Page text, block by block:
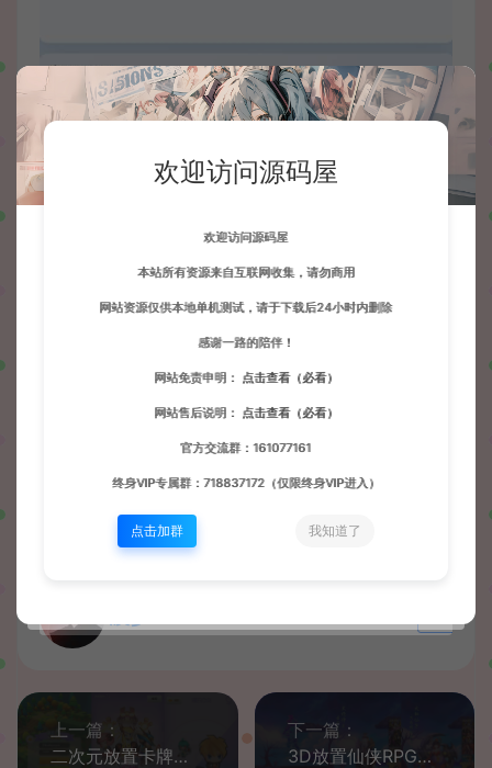
https://wd.51boshao.vip/63617/jszy/
生成海
上一篇：
二次元放置卡牌养成手游【精灵决斗王/超萌陆战队内购版】最新整理单机一键即玩镜像端+Linux手工服务端+安卓+CDK授权后台+详细搭建教程+视频教程+全套源码
下一篇：
3D放置仙侠RPG手游【无尽战纪】最新整理单机一键即玩镜像端+Linux手工服务端+安卓+运营后台+管理后台+CDK授权后台+详细搭建教程+视频教程+全套源码
欢迎访问源码屋
欢迎访问源码屋
本站所有资源来自互联网收集，请勿商用
网站资源仅供本地单机测试，请于下载后24小时内删除
感谢一路的陪伴！
网站免责申明： 点击查看（必看）
网站售后说明： 点击查看（必看）
官方交流群：161077161
终身VIP专属群：718837172（仅限终身VIP进入）
点击加群 我知道了